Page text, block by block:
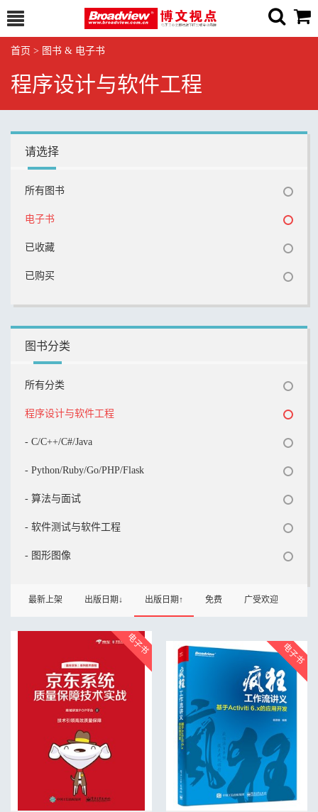
首页 > 图书 & 电子书
程序设计与软件工程
请选择
所有图书
电子书
已收藏
已购买
图书分类
所有分类
程序设计与软件工程
- C/C++/C#/Java
- Python/Ruby/Go/PHP/Flask
- 算法与面试
- 软件测试与软件工程
- 图形图像
最新上架 出版日期↓ 出版日期↑ 免费 广受欢迎